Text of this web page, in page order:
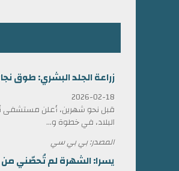
زراعة الجلد البشري: طوق
2026-02-18
قبل نحو شهرين، أعلن مستشفى
البلاد، في خطوة و...
المصدر: بي بي سي
يسرا: الشهرة لم تُحصّني